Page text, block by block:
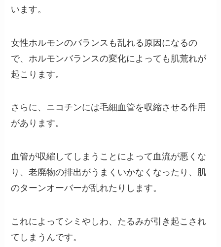
います。
女性ホルモンのバランスも乱れる原因になるの
で、ホルモンバランスの変化によっても肌荒れが
起こります。
さらに、ニコチンには毛細血管を収縮させる作用
があります。
血管が収縮してしまうことによって血流が悪くな
り、老廃物の排出がうまくいかなくなったり、肌
のターンオーバーが乱れたりします。
これによってシミやしわ、たるみが引き起こされ
てしまうんです。